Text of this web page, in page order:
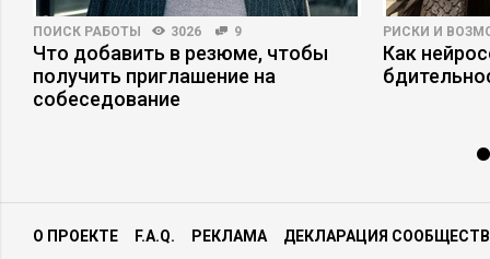
ПОИСК РАБОТЫ 3026 9
Что добавить в резюме, чтобы
получить приглашение на
собеседование
РИСКИ И
Как
О ПРОЕКТЕ F.A.Q. РЕКЛАМА ДЕКЛАРАЦИЯ